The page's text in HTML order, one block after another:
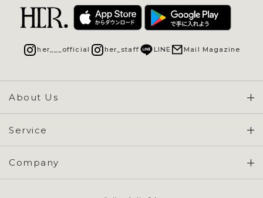
About Us
Concept & Overview
Service
会員登録 / ログイン
ご利用ガイド
Company
her___official her_staff LINE Mail Magazine